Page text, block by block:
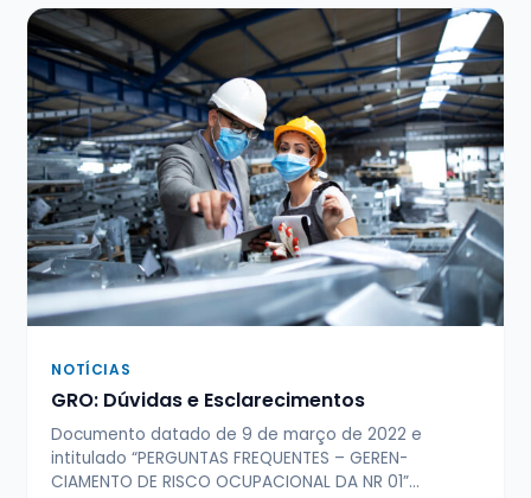
NOTÍCIAS
GRO: Dúvidas e Esclarecimentos
Documento datado de 9 de março de 2022 e
intitulado “PERGUNTAS FREQUENTES – GEREN­
CIAMENTO DE RISCO OCUPACIONAL DA NR 01”…